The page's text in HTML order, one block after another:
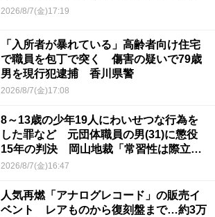
2026/8/7(金)17:19
「入所者が暴れている」高齢者向け住宅
で職員を包丁で突く 傷害の疑いで79歳
男を現行犯逮捕 香川県警
2026/8/7(金)17:08
8～13歳の少年19人にわいせつな行為を
した罪など 元団体職員の男(31)に懲役
15年の判決 岡山地裁「常習性は際立っ
ていて被害結果も非常に重い」
2026/8/7(金)16:47
人気再燃「アナログレコード」の販売イ
ベント レアものから復刻盤まで…約3万